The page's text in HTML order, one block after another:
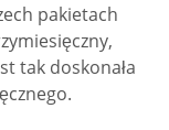
pakietach
tak doskonała